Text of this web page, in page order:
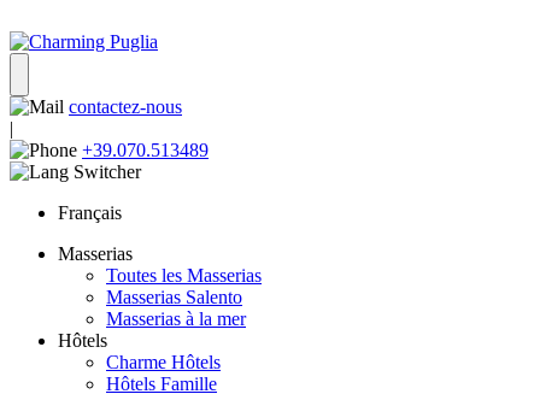
contactez-nous
|
+39.070.513489
Français
Masserias
Toutes les Masserias
Masserias Salento
Masserias à la mer
Hôtels
Charme Hôtels
Hôtels Famille